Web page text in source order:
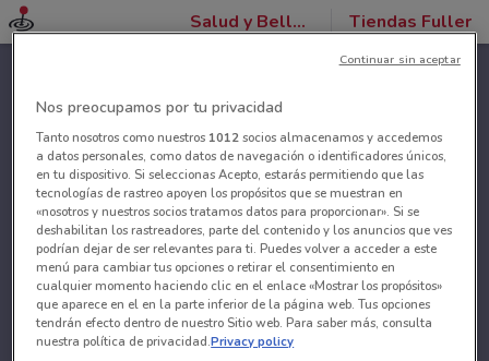
Salud y Belleza Tiendas Fuller
Nos preocupamos por tu privacidad
Tanto nosotros como nuestros 1012socios almacenamos y accedemos
a datos personales, como datos de navegación o identificadores únicos,
en tu dispositivo. Si seleccionas Acepto, estarás permitiendo que las
tecnologías de rastreo apoyen los propósitos que se muestran en
«nosotros y nuestros socios tratamos datos para proporcionar». Si se
deshabilitan los rastreadores, parte del contenido y los anuncios que ves
podrían dejar de ser relevantes para ti. Puedes volver a acceder a este
menú para cambiar tus opciones o retirar el consentimiento en
cualquier momento haciendo clic en el enlace «Mostrar los propósitos»
que aparece en el en la parte inferior de la página web. Tus opciones
tendrán efecto dentro de nuestro Sitio web. Para saber más, consulta
nuestra política de privacidad.Privacy policy
Continuar sin aceptar